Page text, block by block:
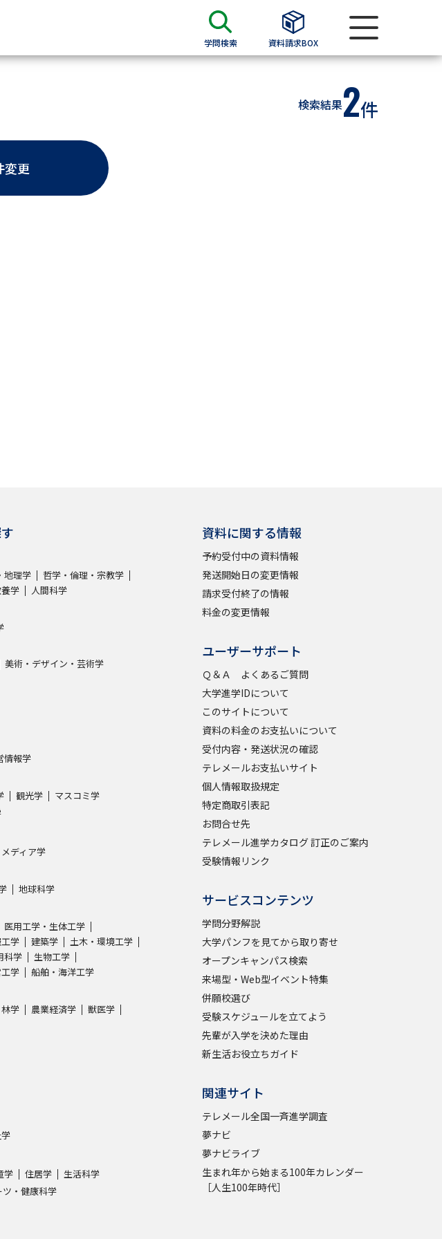
学問検索 資料請求BOX
の資料種類から請求
学部・学科パンフ
校推薦型選抜 募集要項＆願書
以外の資料から請求
部・学科特集
国際・グローバルに強い大学特集
ス特集
デジタルパンフレット
新学年スタート号特集ページ（高3生用）
号特集ページ（高2生用）
集ページ
ャンパスなどを調べる
パス検索
受験準備 資料検索
願校を調べる
学問発見 学問検索
たい学問発見
学問の教科書 夢ナビライブ
ート
ご質問
このサイトについて
お支払いについて 受付内容・発送状況の確認 テレメールお支払いサイト
検索結果2件
変更
地理学
哲学・倫理・宗教学
学 人間科学
美術・デザイン・芸術学
情報学
観光学 マスコミ学
メディア学
地球科学
医用工学・生体工学
学 建築学
土木・環境工学
科学
生物工学
学 船舶・海洋工学
学 農業経済学
獣医学
学 住居学 生活科学
ツ・健康科学
資料に関する情報
予約受付中の資料情報
発送開始日の変更情報
請求受付終了の情報
料金の変更情報
ユーザーサポート
Ｑ＆Ａ よくあるご質問
大学進学IDについて
このサイトについて
資料の料金のお支払いについて
受付内容・発送状況の確認
テレメールお支払いサイト
個人情報取扱規定
特定商取引表記
お問合せ先
テレメール進学カタログ 訂正のご案内
受験情報リンク
サービスコンテンツ
学問分野解説
大学パンフを見てから取り寄せ
オープンキャンパス検索
来場型・Web型イベント特集
併願校選び
受験スケジュールを立てよう
先輩が入学を決めた理由
新生活お役立ちガイド
関連サイト
テレメール全国一斉進学調査
夢ナビ
夢ナビライブ
生まれ年から始まる100年カレンダー
［人生100年時代］